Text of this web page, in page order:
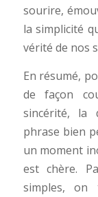
sourire,
la simplicité
vérité de nos
En résumé,
de façon
sincérité, la
phrase bien
un moment
est chère.
simples, on